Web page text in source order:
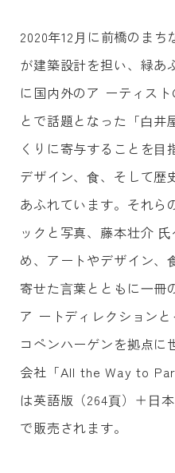
2020年12⽉に前橋のま
が建築設計を担い、緑あ
に国内外のア ーティス
とで話題となった「⽩井
くりに寄与することを⽬
デザイン、⾷、そして歴
あふれています。それら
ックと写真、藤本壮介
め、アートやデザイン、
寄せた⾔葉とともに⼀冊
ア ートディレクションと
コペンハーゲンを拠点に
会社「All the Way to
は英語版（264⾴）＋⽇
で販売されます。